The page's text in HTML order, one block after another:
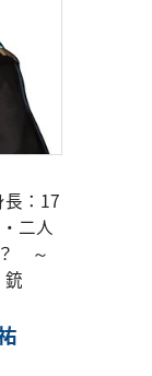
長：17
二人
？ ～
銃